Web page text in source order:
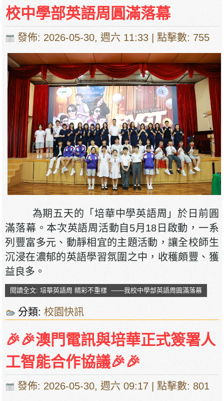
校中學部英語周圓滿落幕
發佈: 2026-05-30, 週六 11:33 | 點擊數: 755
為期五天的「培華中學英語周」於日前圓
滿落幕。本次英語周活動自5月18日啟動，一系
列豐富多元、動靜相宜的主題活動，讓全校師生
沉浸在濃郁的英語學習氛圍之中，收穫頗豐、獲
益良多。
閱讀全文: 培華英語周 精彩不重樣 ——我校中學部英語周圓滿落幕
分類:校園快訊
🎉🎉澳門電訊與培華正式簽署人
工智能合作協議🎉🎉
發佈: 2026-05-30, 週六 09:17 | 點擊數: 801